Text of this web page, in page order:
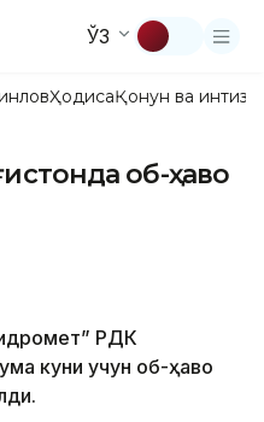
ЎЗ
ҲодисаҚонун ва
об-ҳаво
РДК
куни учун об-ҳаво